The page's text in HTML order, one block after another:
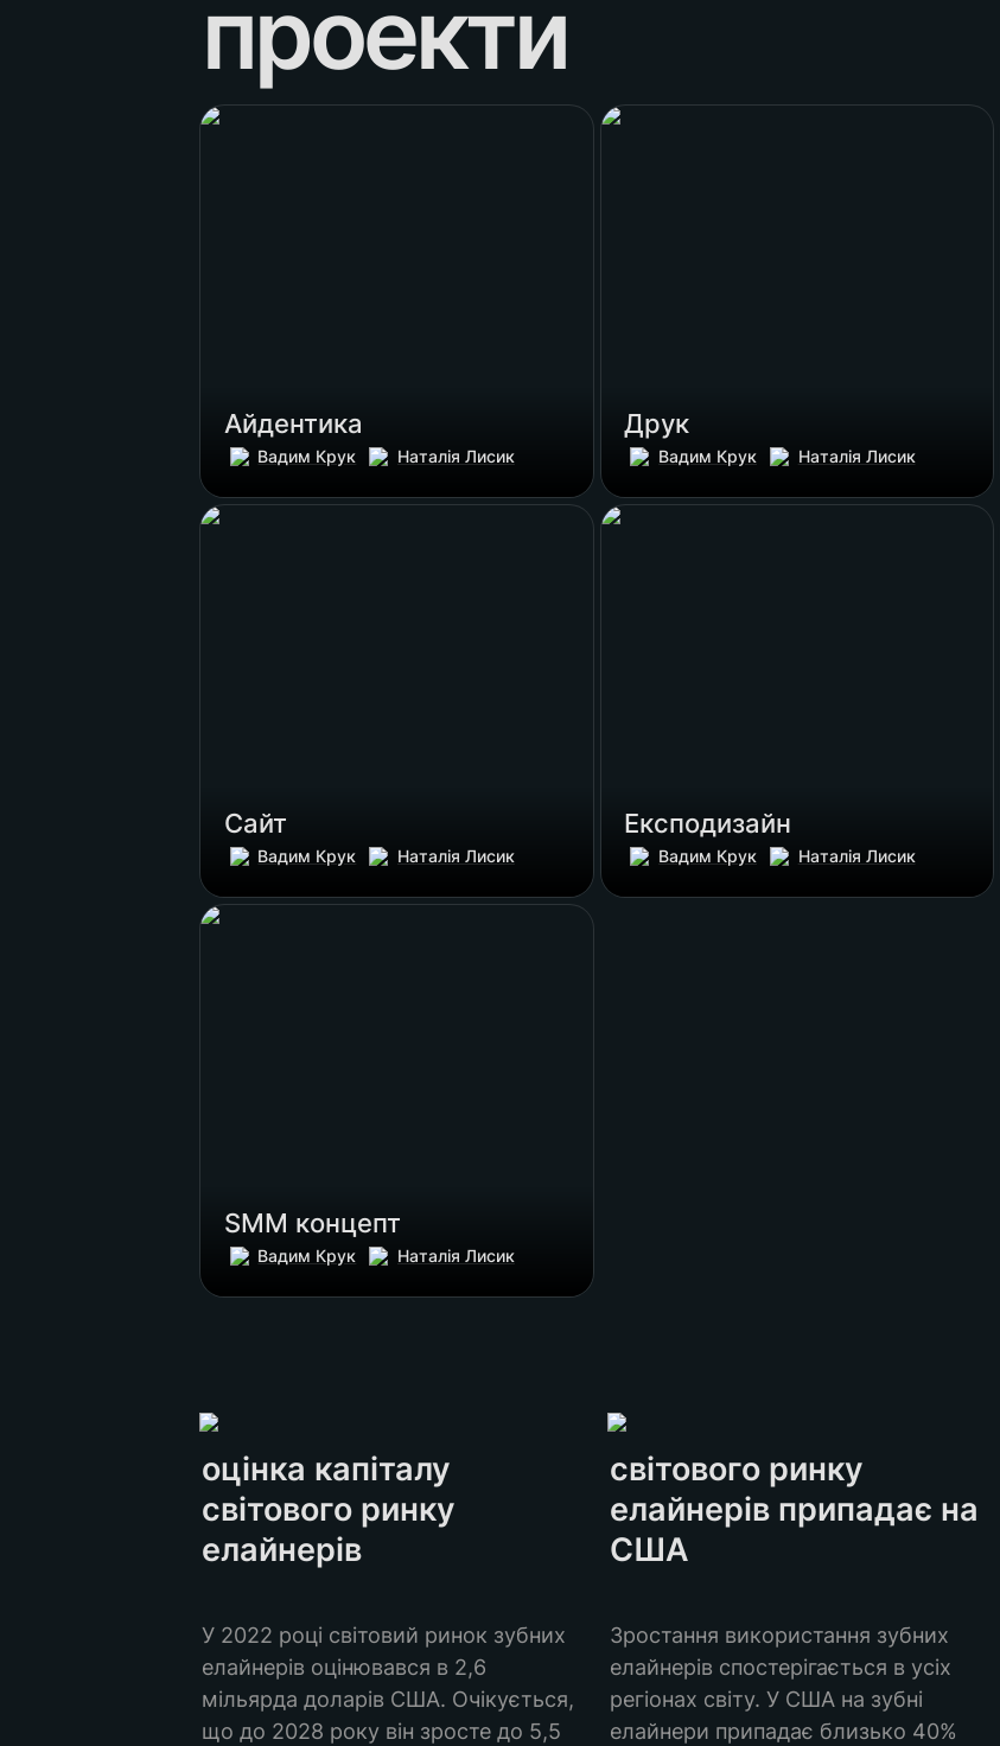
проекти
Айдентика
Айдентика
Вадим Крук Наталія Лисик
Друк
Друк
Вадим Крук Наталія Лисик
Сайт
Сайт
Вадим Крук Наталія Лисик
Експодизайн
Експодизайн
Вадим Крук Наталія Лисик
SMM концепт
SMM концепт
Вадим Крук Наталія Лисик
оцінка капіталу
світового ринку
елайнерів
У 2022 році світовий ринок зубних
елайнерів оцінювався в 2,6
мільярда доларів США. Очікується,
що до 2028 року він зросте до 5,5
світового ринку
елайнерів припадає на
США
Зростання використання зубних
елайнерів спостерігається в усіх
регіонах світу. У США на зубні
елайнери припадає близько 40%